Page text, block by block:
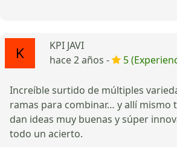
KPI JAVI
hace 2 años -
5
Increíble surtido de múltiples
ramas para combinar… y allí mismo
dan ideas muy buenas y súper
todo un acierto.